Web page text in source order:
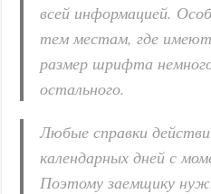
всей информацией.
тем местам, где
размер шрифта
остального.
Любые справки
календарных дней с
Поэтому заемщику